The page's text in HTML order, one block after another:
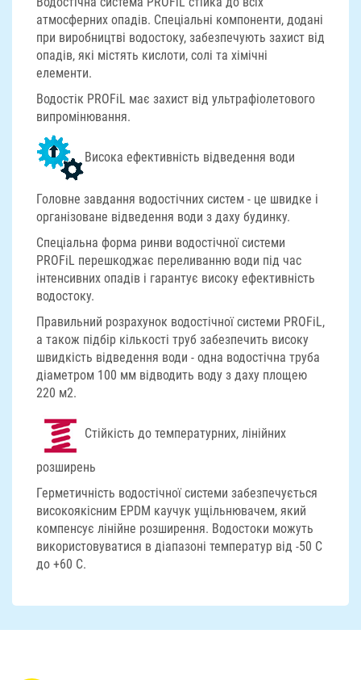
атмосферних опадів. Спеціальні компоненти, додані
при виробництві водостоку, забезпечують захист від
опадів, які містять кислоти, солі та хімічні
елементи.
Водостік PROFiL має захист від ультрафіолетового
випромінювання.
Висока ефективність відведення води
Головне завдання водостічних систем - це швидке і
організоване відведення води з даху будинку.
Спеціальна форма ринви водостічної системи
PROFiL перешкоджає переливанню води під час
інтенсивних опадів і гарантує високу ефективність
водостоку.
Правильний розрахунок водостічної системи PROFiL,
а також підбір кількості труб забезпечить високу
швидкість відведення води - одна водостічна труба
діаметром 100 мм відводить воду з даху площею
220 м2.
Стійкість до температурних, лінійних
розширень
Герметичність водостічної системи забезпечується
високоякісним EPDM каучук ущільнювачем, який
компенсує лінійне розширення. Водостоки можуть
використовуватися в діапазоні температур від -50 С
до +60 С.